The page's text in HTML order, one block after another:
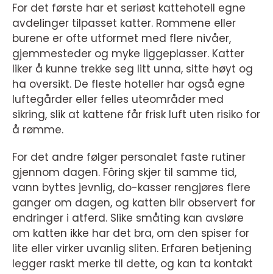
For det første har et seriøst kattehotell egne
avdelinger tilpasset katter. Rommene eller
burene er ofte utformet med flere nivåer,
gjemmesteder og myke liggeplasser. Katter
liker å kunne trekke seg litt unna, sitte høyt og
ha oversikt. De fleste hoteller har også egne
luftegårder eller felles uteområder med
sikring, slik at kattene får frisk luft uten risiko for
å rømme.
For det andre følger personalet faste rutiner
gjennom dagen. Fôring skjer til samme tid,
vann byttes jevnlig, do-kasser rengjøres flere
ganger om dagen, og katten blir observert for
endringer i atferd. Slike småting kan avsløre
om katten ikke har det bra, om den spiser for
lite eller virker uvanlig sliten. Erfaren betjening
legger raskt merke til dette, og kan ta kontakt